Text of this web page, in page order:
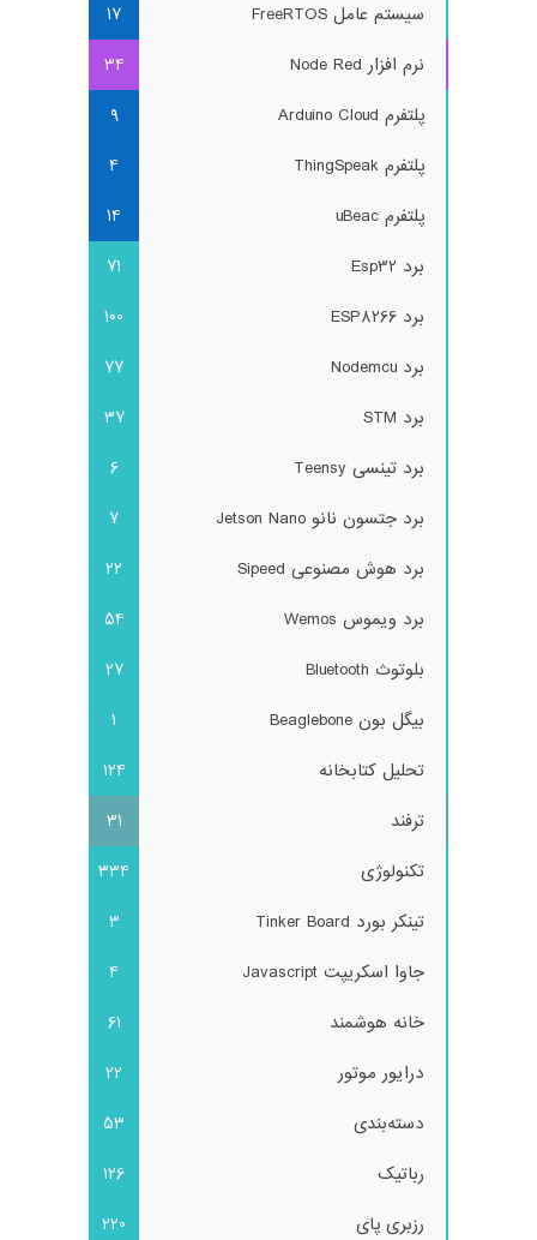
سیستم عامل FreeRTOS
17
نرم افزار Node Red
34
پلتفرم Arduino Cloud
9
پلتفرم ThingSpeak
4
پلتفرم uBeac
14
برد Esp32
71
برد ESP8266
100
برد Nodemcu
77
برد STM
37
برد تینسی Teensy
6
برد جتسون نانو Jetson Nano
7
برد هوش مصنوعی Sipeed
22
برد ویموس Wemos
54
بلوتوث Bluetooth
27
بیگل بون Beaglebone
1
تحلیل کتابخانه
124
ترفند
31
تکنولوژی
334
تینکر بورد Tinker Board
3
جاوا اسکریپت Javascript
4
خانه هوشمند
61
درایور موتور
22
دسته‌بندی
53
رباتیک
126
رزبری پای
220